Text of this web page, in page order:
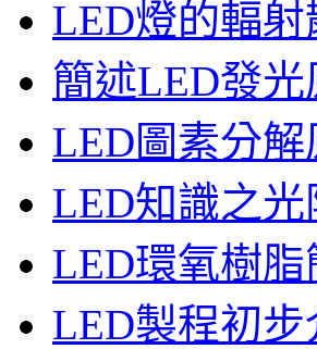
LED燈的輻射
簡述LED發光
LED圖素分解
LED知識之光
LED環氧樹脂
LED製程初步